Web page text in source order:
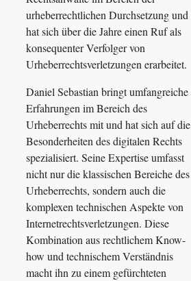
urheberrechtlichen Durchsetzung und
hat sich über die Jahre einen Ruf als
konsequenter Verfolger von
Urheberrechtsverletzungen erarbeitet.
Daniel Sebastian bringt umfangreiche
Erfahrungen im Bereich des
Urheberrechts mit und hat sich auf die
Besonderheiten des digitalen Rechts
spezialisiert. Seine Expertise umfasst
nicht nur die klassischen Bereiche des
Urheberrechts, sondern auch die
komplexen technischen Aspekte von
Internetrechtsverletzungen. Diese
Kombination aus rechtlichem Know-
how und technischem Verständnis
macht ihn zu einem gefürchteten